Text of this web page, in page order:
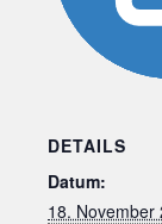
DETAILS
Datum:
18. November